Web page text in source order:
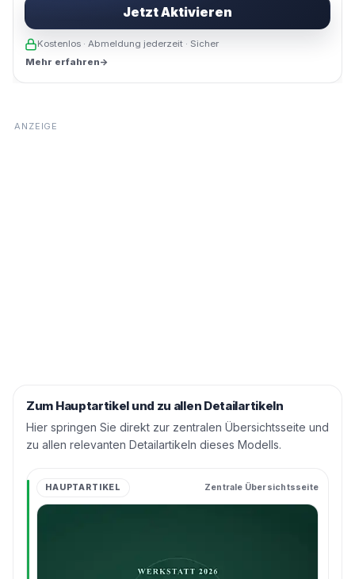
Jetzt Aktivieren
Kostenlos · Abmeldung jederzeit · Sicher
Mehr erfahren→
Zum Hauptartikel und zu allen Detailartikeln
Hier springen Sie direkt zur zentralen Übersichtsseite und
zu allen relevanten Detailartikeln dieses Modells.
HAUPTARTIKEL Zentrale Übersichtsseite